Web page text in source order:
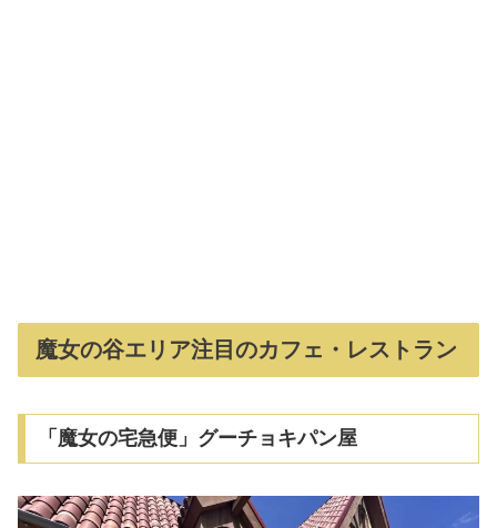
魔女の谷エリア注目のカフェ・レストラン
「魔女の宅急便」グーチョキパン屋